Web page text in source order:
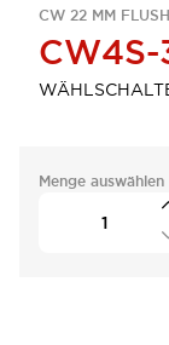
CW 22 MM
CW4S-
Menge auswählen